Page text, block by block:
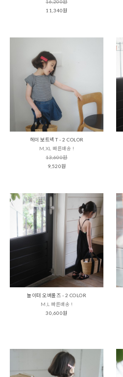
16,200원
11,340원
헤이 보트넥 T - 2 COLOR
M,XL 빠른배송 !
13,600원
9,520원
놀이터 오버롤즈 - 2 COLOR
M,L 빠른배송 !
30,600원